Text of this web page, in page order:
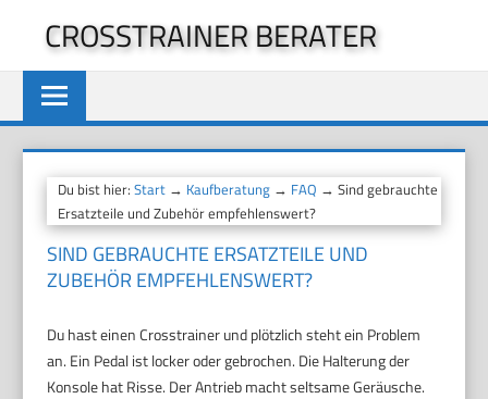
springen
CROSSTRAINER BERATER
Du bist hier:Start → Kaufberatung → FAQ → Sind gebrauchte
Ersatzteile und Zubehör empfehlenswert?
SIND GEBRAUCHTE ERSATZTEILE UND
ZUBEHÖR EMPFEHLENSWERT?
Du hast einen Crosstrainer und plötzlich steht ein Problem
an. Ein Pedal ist locker oder gebrochen. Die Halterung der
Konsole hat Risse. Der Antrieb macht seltsame Geräusche.